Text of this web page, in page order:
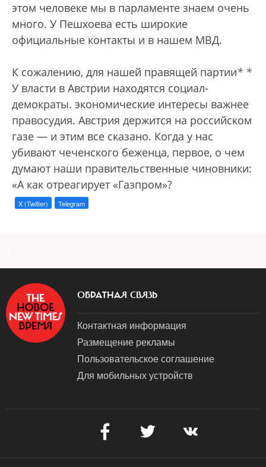
этом человеке мы в парламенте знаем очень
много. У Пешхоева есть широкие
официальные контакты и в нашем МВД.
К сожалению, для нашей правящей партии* *
У власти в Австрии находятся социал-
демократы. экономические интересы важнее
правосудия. Австрия держится на российском
газе — и этим все сказано. Когда у нас
убивают чеченского беженца, первое, о чем
думают наши правительственные чиновники:
«А как отреагирует «Газпром»?
X (Twitter) Telegram
ОБРАТНАЯ СВЯЗЬ
Контактная информация
Размещение рекламы
Пользовательское соглашение
Для мобильных устройств